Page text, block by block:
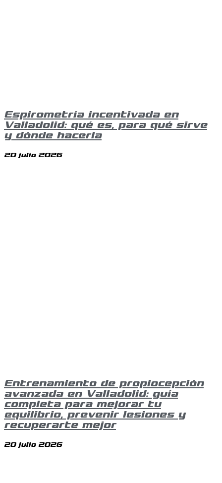
Espirometría incentivada en
Valladolid: qué es, para qué sirve
y dónde hacerla
20 julio 2026
Entrenamiento de propiocepción
avanzada en Valladolid: guía
completa para mejorar tu
equilibrio, prevenir lesiones y
recuperarte mejor
20 julio 2026